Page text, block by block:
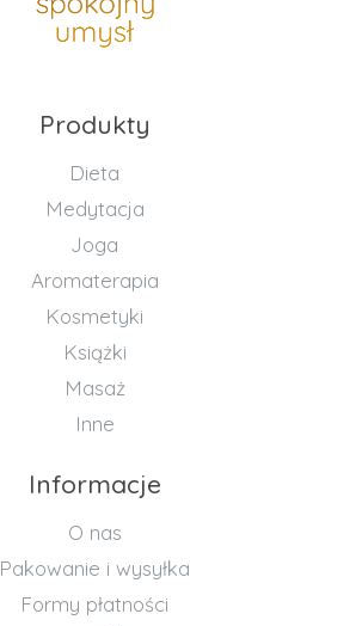
Produkty
Dieta
Medytacja
Joga
Aromaterapia
Kosmetyki
Książki
Masaż
Inne
Informacje
O nas
Pakowanie i wysyłka
Formy płatności